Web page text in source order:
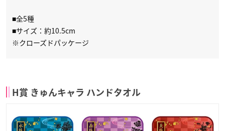
■全5種
■サイズ：約10.5cm
※クローズドパッケージ
H賞 きゅんキャラ ハンドタオル